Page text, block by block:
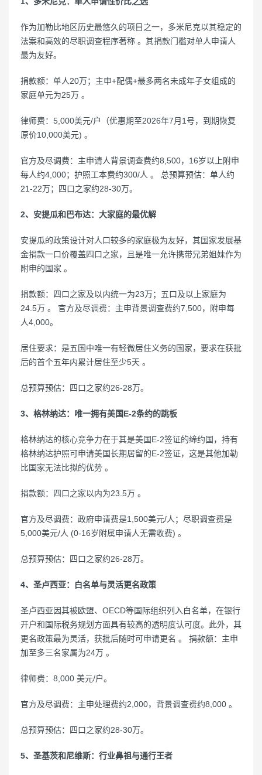
作为加勒比地区历史最悠久的项目之一，多米尼克以其稳定的
法案和高效的尽职调查程序著称 。其捐款门槛对单人申请人
最为友好。
捐款额：单人20万；主申+配偶+最多两名未成年子女组成的
家庭单元为25万 。
律师费：5,000美元/户（优惠期至2026年7月1号，到期恢复
原价10,000美元) 。
官方及尽调费：主申请人背景调查费约8,500，16岁以上附申
每人约4,000；护照工本费约300/人 。 总预算预估：单人约
21-22万；四口之家约28-30万。
2、安提瓜和巴布达：大家庭的最优解
安提瓜的政策设计对人口较多的家庭极为友好，其国家发展基
金捐款一口价覆盖四口之家，且是唯一允许携带兄弟姐妹作为
附申的国家 。
捐款额：四口之家及以内统一为23万；五口及以上家庭为
24.5万 。 官方及尽调费：主申背景调查费约7,500，附申每
人4,000。
居住要求：是五国中唯一有轻微居住义务的国家，要求在获批
后的首个五年内累计居住至少5天 。
总预算预估：四口之家约26-28万。
3、格林纳达：唯一拥有美国E-2条约的跳板
格林纳达的核心竞争力在于其是美国E-2签证的缔约国，持有
格林纳达护照可申请美国长期居留的E-2签证，这是其他加勒
比国家无法比拟的优势 。
捐款额：四口之家以内为23.5万 。
官方及尽调费：政府申请费是1,500美元/人；尽职调查费是
5,000美元/人 (0-16岁附属申请人无需收费) 。
总预算预估：四口之家约26-28万。
4、圣卢西亚：白名单与灵活更名政策
圣卢西亚因其被欧盟、OECD等国际组织列入白名单，在银行
开户和国际税务规划方面具有较高的透明度认可度。此外，其
更名政策最为灵活，获批后随时可申请更名 。 捐款额：主申
加至多三名家属为24万 。
律师费：8,000 美元/户。
官方及尽调费：主申处理费约2,000，背景调查费约8,000 。
总预算预估：四口之家约28-30万。
5、圣基茨和尼维斯：行业鼻祖与通行王者